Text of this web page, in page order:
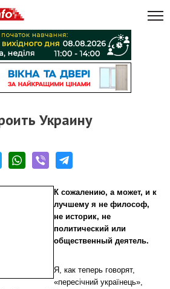
Украину
К сожалению, а может, и к
лучшему я не философ,
не историк, не
политический или
общественный деятель.
Я, как теперь говорят,
«пересічний українець»,